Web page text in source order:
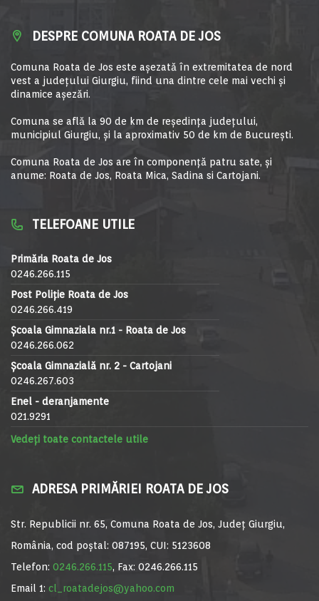
DESPRE COMUNA ROATA DE JOS
Comuna Roata de Jos este aşezată în extremitatea de nord
vest a judeţului Giurgiu, fiind una dintre cele mai vechi şi
dinamice aşezări.
Comuna se află la 90 de km de reşedinţa judeţului,
municipiul Giurgiu, şi la aproximativ 50 de km de Bucureşti.
Comuna Roata de Jos are în componență patru sate, și
anume: Roata de Jos, Roata Mica, Sadina si Cartojani.
TELEFOANE UTILE
Primăria Roata de Jos
0246.266.115
Post Poliție Roata de Jos
0246.266.419
Școala Gimnaziala nr.1 - Roata de Jos
0246.266.062
Școala Gimnazială nr. 2 - Cartojani
0246.267.603
Enel - deranjamente
021.9291
Vedeți toate contactele utile
ADRESA PRIMĂRIEI ROATA DE JOS
Str. Republicii nr. 65, Comuna Roata de Jos, Județ Giurgiu,
România, cod poștal: 087195, CUI: 5123608
Telefon: 0246.266.115, Fax: 0246.266.115
Email 1: cl_roatadejos@yahoo.com